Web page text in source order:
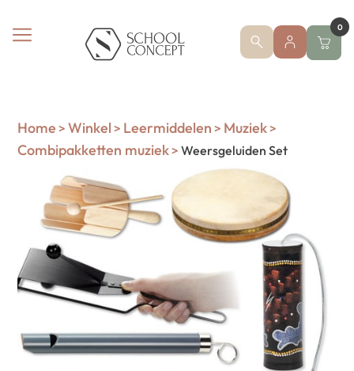
0
Home > Winkel > Leermiddelen > Muziek>
Combipakketten muziek> Weersgeluiden Set